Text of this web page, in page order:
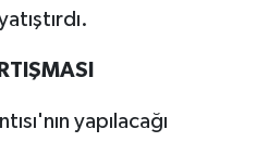
yapılacağı